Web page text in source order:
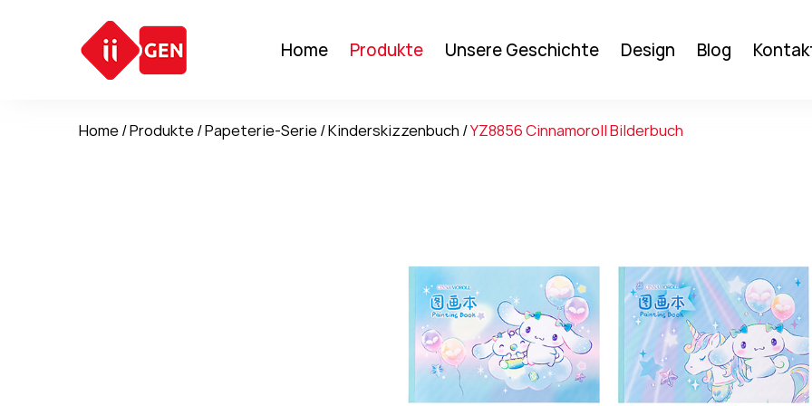
Home Produkte Unsere Geschichte Design Blog
Home/Produkte/Papeterie-Serie/Kinderskizzenbuch /YZ8856 Cinnamoroll Bilderbuch